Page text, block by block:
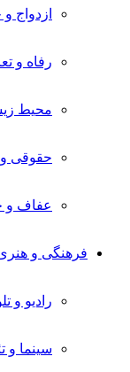
ازدواج و
رفاه و
محیط
حقوقی
عفاف و
فرهنگی و
رادیو و
سینما و